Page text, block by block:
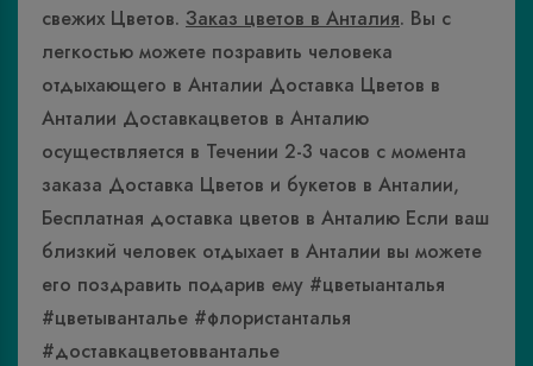
свежих Цветов. Заказ цветов в Анталия. Вы с
легкостью можете позравить человека
отдыхающего в Анталии Доставка Цветов в
Анталии Доставкацветов в Анталию
осуществляется в Течении 2-3 часов с момента
заказа Доставка Цветов и букетов в Анталии,
Бесплатная доставка цветов в Анталию Если ваш
близкий человек отдыхает в Анталии вы можете
его поздравить подарив ему #цветыанталья
#цветыванталье #флористанталья
#доставкацветовванталье